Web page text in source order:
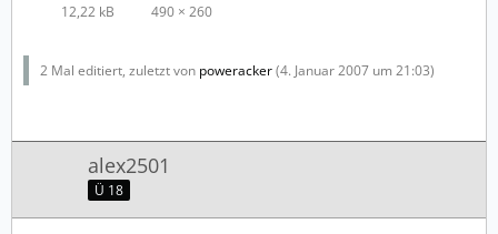
12,22 kB 490 × 260
2 Mal editiert, zuletzt von poweracker(4. Januar 2007 um 21:03)
alex2501
Ü 18